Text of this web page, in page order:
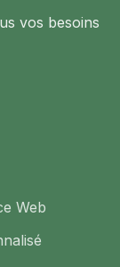
vos besoins
Web